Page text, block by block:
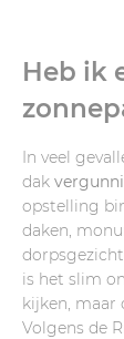
Heb ik
In veel
dak
opstelling
daken,
is het slim
kijken, maar
Volgens de